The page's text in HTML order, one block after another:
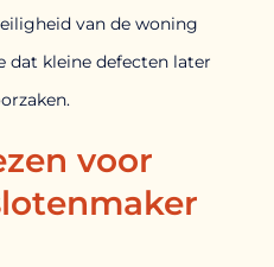
van de woning
dat kleine defecten later
voor